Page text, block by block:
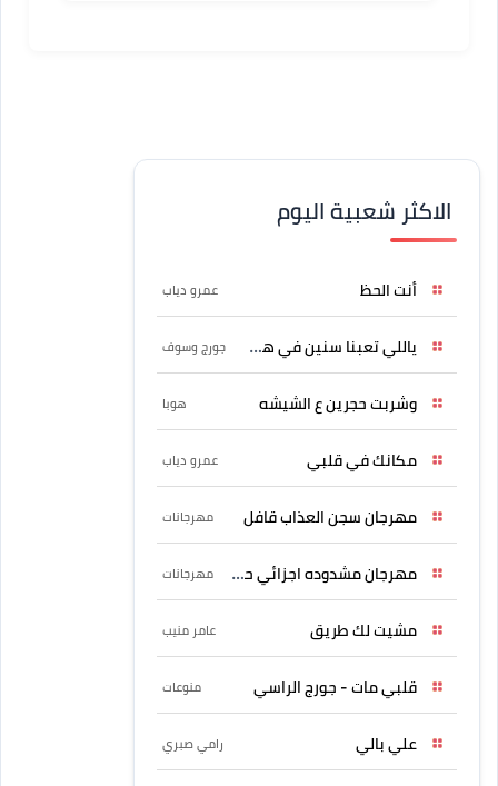
الاكثر شعبية اليوم
أنت الحظ عمرو دياب
ياللي تعبنا سنين في هواه جورج وسوف
وشربت حجرين ع الشيشه هوبا
مكانك في قلبي عمرو دياب
مهرجان سجن العذاب قافل مهرجانات
مهرجان مشدوده اجزائي حربونى مهرجانات
مشيت لك طريق عامر منيب
قلبي مات - جورج الراسي منوعات
علي بالي رامي صبري